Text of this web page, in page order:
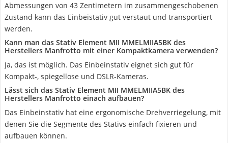
Abmessungen von 43 Zentimetern im zusammengeschobenen
Zustand kann das Einbeistativ gut verstaut und transportiert
werden.
Kann man das Stativ Element MII MMELMIIA5BK des
Herstellers Manfrotto mit einer Kompaktkamera verwenden?
Ja, das ist möglich. Das Einbeinstativ eignet sich gut für
Kompakt-, spiegellose und DSLR-Kameras.
Lässt sich das Stativ Element MII MMELMIIA5BK des
Herstellers Manfrotto einach aufbauen?
Das Einbeinstativ hat eine ergonomische Drehverriegelung, mit
denen Sie die Segmente des Stativs einfach fixieren und
aufbauen können.